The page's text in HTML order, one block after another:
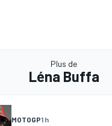
Plus de
Léna Buffa
MOTOGP1 h